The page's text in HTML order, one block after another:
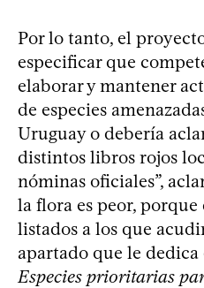
Por lo tanto, el
especificar que
elaborar y mantener
de especies
Uruguay o debería
distintos libros rojos
nóminas oficiales”,
la flora es peor,
listados a los que
apartado que le
Especies prioritarias